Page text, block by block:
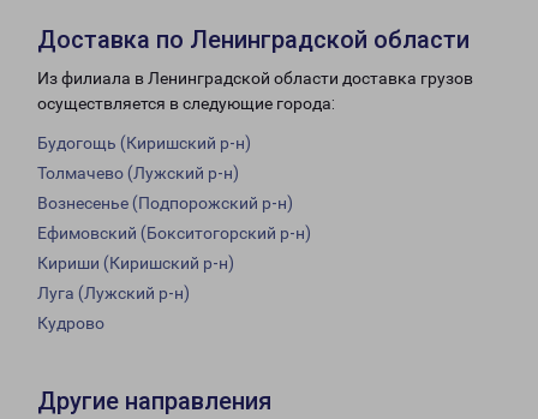
Доставка по Ленинградской области
Из филиала в Ленинградской области доставка грузов
осуществляется в следующие города:
Будогощь (Киришский р-н)
Толмачево (Лужский р-н)
Вознесенье (Подпорожский р-н)
Ефимовский (Бокситогорский р-н)
Кириши (Киришский р-н)
Луга (Лужский р-н)
Кудрово
Другие направления